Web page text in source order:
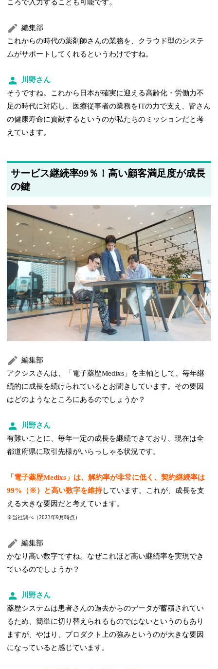
ころで入力することも可能です。
編集部
これからの時代の薬剤師さんの業務を、クラウド型のシステ
ムがサポートしてくれるというわけですね。
川野さん
そうですね。これから日本が確実に迎える高齢化・労働力不
足の時代に対応し、医療従事者の業務をITの力で支え、皆さん
の健康寿命に貢献するというのが私たちのミッションだと考
えています。
サービス継続率99％！高い顧客満足度が成長
の鍵
編集部
アクシスさんは、「電子薬歴Medixs」を主軸として、毎年継
続的に成長を続けられているとお聞きしています。その要因
はどのようなところにあるのでしょうか？
川野さん
有難いことに、毎年一定の成長を継続できており、現在は全
都道府県に取引先様がいらっしゃる状況です。
「電子薬歴Medixs」は、解約率が非常に低く、契約継続率は
99%（※）と高い数字を維持しています。これが、成長を支
える大きな要因だと考えています。
※当社調べ（2023年9月時点）
編集部
かなり高い数字ですね。なぜこれほど高い継続率を実現でき
ているのでしょうか？
川野さん
薬歴システムは患者さんの過去からのデータが蓄積されてい
るため、簡単に切り替えられるものではないというのもあり
ますが、やはり、プロダクト上の強みというのが大きな要因
になっていると感じています。